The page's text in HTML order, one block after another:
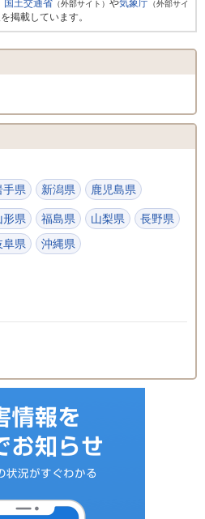
国土交通省 （外部サイト） や気象庁 （外部サイ
掲載しています。
手県 新潟県 鹿児島県
形県 福島県 山梨県
長野県
阜県 沖縄県